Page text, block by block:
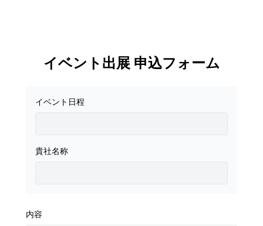
イベント出展 申込フォーム
イベント日程
貴社名称
内容